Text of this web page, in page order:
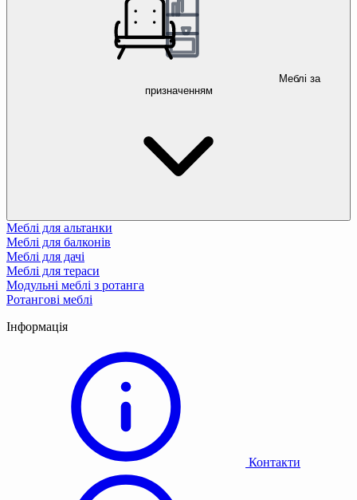
Меблі за
призначенням
Меблі для альтанки
Меблі для балконів
Меблі для дачі
Меблі для тераси
Модульні меблі з ротанга
Ротангові меблі
Інформація
Контакти